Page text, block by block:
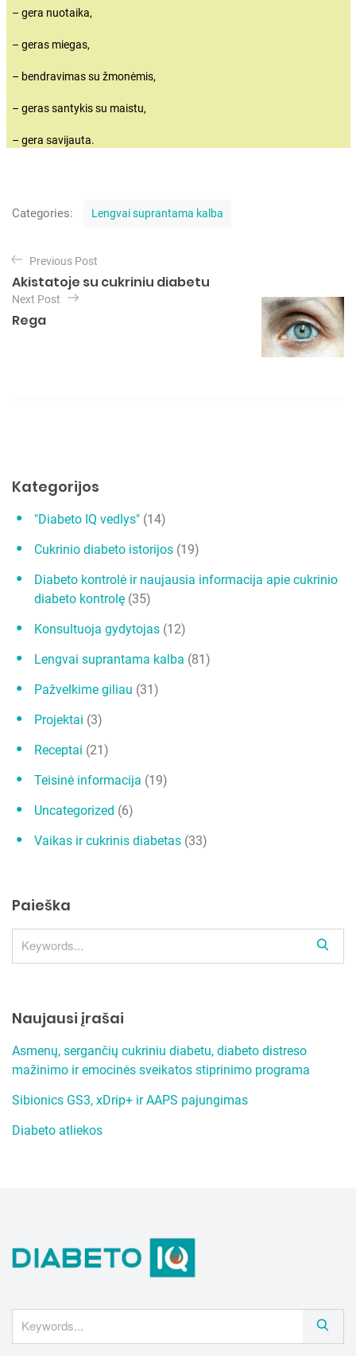
– gera nuotaika,
– geras miegas,
– bendravimas su žmonėmis,
– geras santykis su maistu,
– gera savijauta.
Categories:
o
Lengvai suprantama kalba
N
a
v
i
t
a
p
a
š
ų
Previous Post
Akistatoje su cukriniu diabetu
Next Post
Rega
Kategorijos
"Diabeto IQ vedlys" (14)
Cukrinio diabeto istorijos (19)
Diabeto kontrolė ir naujausia informacija apie cukrinio
diabeto kontrolę (35)
Konsultuoja gydytojas (12)
Lengvai suprantama kalba (81)
Pažvelkime giliau (31)
Projektai (3)
Receptai (21)
Teisinė informacija (19)
Uncategorized (6)
Vaikas ir cukrinis diabetas (33)
Paieška
e
Naujausi įrašai
Asmenų, sergančių cukriniu diabetu, diabeto distreso
mažinimo ir emocinės sveikatos stiprinimo programa
Sibionics GS3, xDrip+ ir AAPS pajungimas
Diabeto atliekos
e